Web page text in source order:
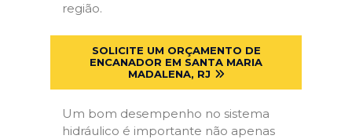
região.
SOLICITE UM ORÇAMENTO DE
ENCANADOR EM SANTA MARIA
MADALENA, RJ
Um bom desempenho no sistema
hidráulico é importante não apenas